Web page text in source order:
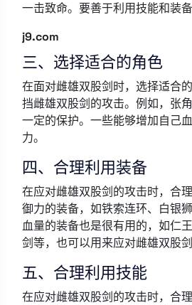
一击致命。要善于利用技能和装
j9.com
三、选择适合的角色
在面对雌雄双股剑时，选择适合
挡雌雄双股剑的攻击。例如，张
一定的保护。一些能够增加自己
力。
四、合理利用装备
在应对雌雄双股剑的攻击时，合
御力的装备，如铁索连环、白银
血量的装备也是很有用的，如仁
剑等，也可以用来应对雌雄双股剑
五、合理利用技能
在应对雌雄双股剑的攻击时，合